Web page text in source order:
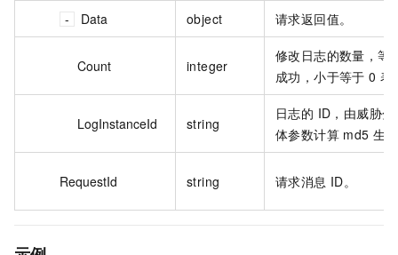
Data object 请求返回值。
Count integer
修改日志的数量，等
成功，小于等于 0 表
LogInstanceId string
日志的 ID，由威胁
体参数计算 md5 生
RequestId string 请求消息 ID。